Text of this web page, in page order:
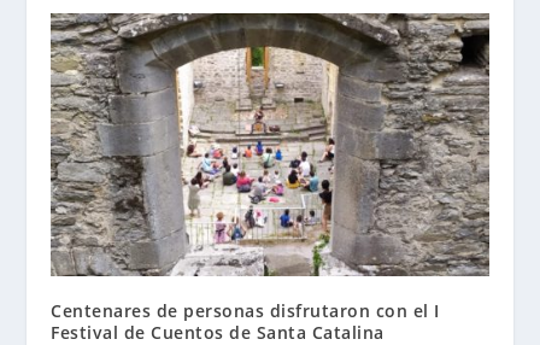
Centenares de personas disfrutaron con el I
Festival de Cuentos de Santa Catalina